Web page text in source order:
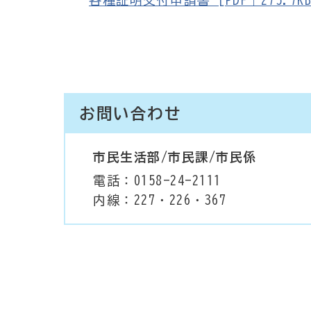
お問い合わせ
市民生活部/市民課/市民係
電話：0158-24-2111
内線：227・226・367